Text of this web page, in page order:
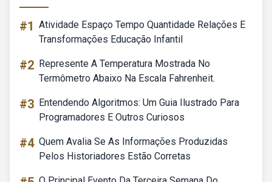
#1 Atividade Espaço Tempo Quantidade Relações E
Transformações Educação Infantil
#2 Represente A Temperatura Mostrada No
Termômetro Abaixo Na Escala Fahrenheit.
#3 Entendendo Algoritmos: Um Guia Ilustrado Para
Programadores E Outros Curiosos
#4 Quem Avalia Se As Informações Produzidas
Pelos Historiadores Estão Corretas